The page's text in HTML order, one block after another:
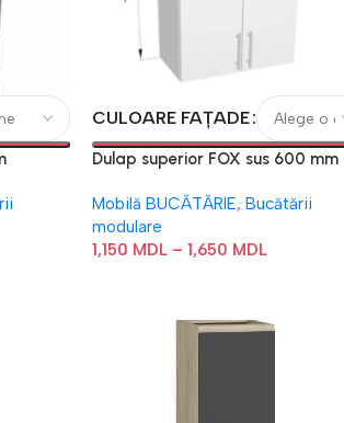
CULOARE FAȚADE
Dulap superior FOX sus 600 mm
Mobilă BUCĂTĂRIE, Bucătării
modulare
1,150 MDL – 1,650 MDL